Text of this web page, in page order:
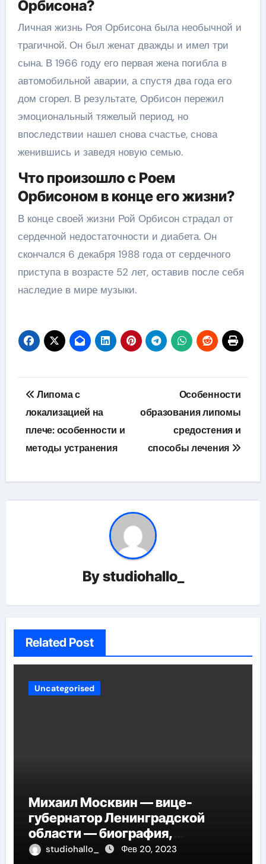
Орбисона?
Личная жизнь Роя Орбисона была необычной и
трагичной. Он был женат дважды и имел три
сына. В 1966 году его первая жена погибла в
автомобильной аварии, а спустя два года его
дом сгорел. В результате, Орбисон пережил
эмоциональный тяжелый период, но
впоследствии нашел снова счастье, снова
женившись и заведя новую семью.
Что произошло с Роем
Орбисоном в конце его жизни?
В конце своей жизни Рой Орбисон страдал от
сердечной недостаточности и диабета. Он
скончался 6 декабря 1988 года от сердечного
приступа в возрасте 52 лет, оставив после себя
наследие в мире музыки.
Навигация
по
записям
Липома с
локализацией на
плече: особенности и
методы устранения
Особенности
образования липомы
средостения и
способы лечения
Bystudiohallo_
Related Post
Uncategorised
Михаил Москвин — вице-
губернатор Ленинградской
области — биография,
достижения и вклад в развитие
studiohallo_ Фев 20, 2023